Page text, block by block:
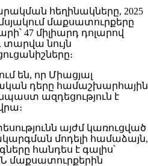
հեղինակները, 2025
մաքսատուրքերը
47 միլիարդ դոլարով
նույն
են, որ Միացյալ
դերը համաշխարհային
ազդեցություն է
այժմ կառուցված
մոդելի համաձայն,
հանդես է գալիս՝
մաքսատուրքերին